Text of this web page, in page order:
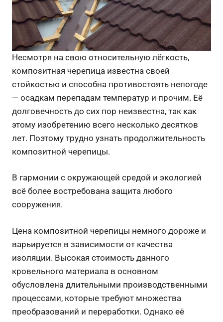
Несмотря на свою относительную лёгкость,
композитная черепица известна своей
стойкостью и способна противостоять непогоде
— осадкам перепадам температур и прочим. Её
долговечность до сих пор неизвестна, так как
этому изобретению всего несколько десятков
лет. Поэтому трудно узнать продолжительность
композитной черепицы.
В гармонии с окружающей средой и экологией
всё более востребована защита любого
сооружения.
Цена композитной черепицы немного дороже и
варьируется в зависимости от качества
изоляции. Высокая стоимость данного
кровельного материала в основном
обусловлена длительными производственными
процессами, которые требуют множества
преобразований и переработки. Однако её